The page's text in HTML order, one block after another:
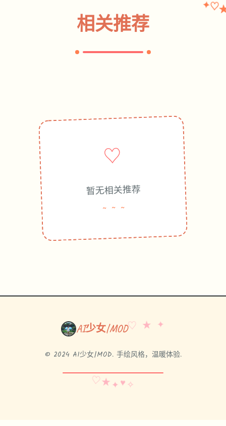
相关推荐
✦ ♡
♡
暂无相关推荐
~ ~ ~
AI少女|MOD♡ ★ ✦
© 2024 AI少女|MOD. 手绘风格，温暖体验.
♡ ★ ✦ ♥✧